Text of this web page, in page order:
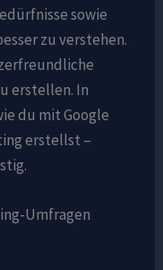
sowie
zu verstehen.
erstellen. In
du mit Google
erstellst –
Umfragen